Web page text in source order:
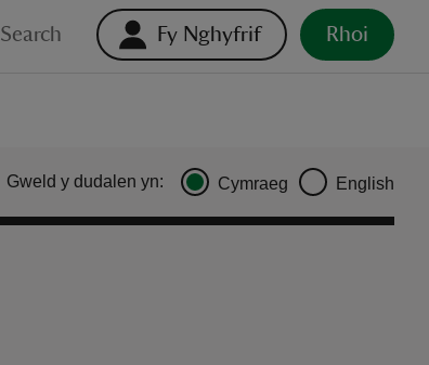
Search Fy Nghyfrif Rhoi
Gweld y dudalen yn: Cymraeg English